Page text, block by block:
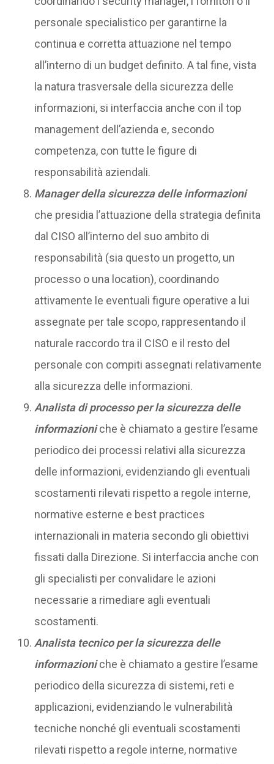
personale specialistico per garantirne la
continua e corretta attuazione nel tempo
all’interno di un budget definito. A tal fine, vista
la natura trasversale della sicurezza delle
informazioni, si interfaccia anche con il top
management dell’azienda e, secondo
competenza, con tutte le figure di
responsabilità aziendali.
Manager della sicurezza delle informazioni
che presidia l’attuazione della strategia definita
dal CISO all’interno del suo ambito di
responsabilità (sia questo un progetto, un
processo o una location), coordinando
attivamente le eventuali figure operative a lui
assegnate per tale scopo, rappresentando il
naturale raccordo tra il CISO e il resto del
personale con compiti assegnati relativamente
alla sicurezza delle informazioni.
Analista di processo per la sicurezza delle
informazioni che è chiamato a gestire l’esame
periodico dei processi relativi alla sicurezza
delle informazioni, evidenziando gli eventuali
scostamenti rilevati rispetto a regole interne,
normative esterne e best practices
internazionali in materia secondo gli obiettivi
fissati dalla Direzione. Si interfaccia anche con
gli specialisti per convalidare le azioni
necessarie a rimediare agli eventuali
scostamenti.
Analista tecnico per la sicurezza delle
informazioniche è chiamato a gestire l’esame
periodico della sicurezza di sistemi, reti e
applicazioni, evidenziando le vulnerabilità
tecniche nonché gli eventuali scostamenti
rilevati rispetto a regole interne, normative